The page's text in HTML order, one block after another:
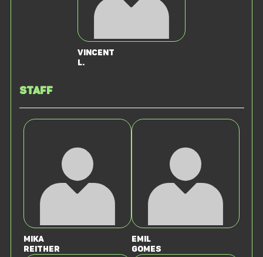
Vincent
L.
Staff
Mika
Reither
Emil
Gomes